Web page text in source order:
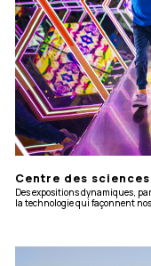
Centre des
Des expositions dynamiques,
la technologie qui façonnent